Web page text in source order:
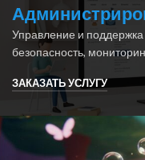
Управление и
безопасность,
ЗАКАЗАТЬ УСЛУГУ